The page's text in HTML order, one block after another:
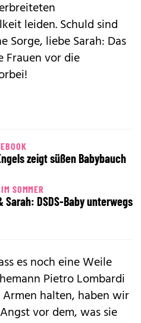
leiden. Schuld sind
Sorge, liebe Sarah: Das
Frauen vor die
zeigt süßen Babybauch
SOMMER
Sarah: DSDS-Baby unterwegs
es noch eine Weile
Pietro Lombardi
halten, haben wir
vor dem, was sie